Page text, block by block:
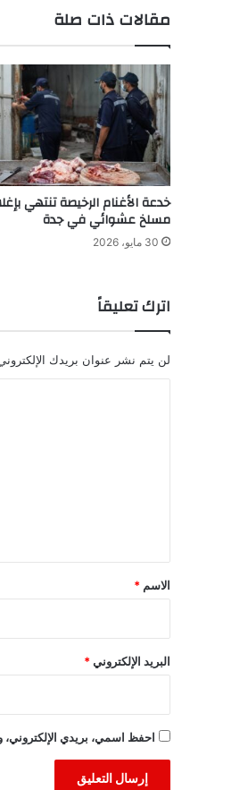
مقالات ذات صلة
خدعة الأغنام الرخيصة تنتهي
مسلخ عشوائي في جدة
30 مايو، 2026
اترك تعليقاً
لن يتم نشر عنوان بريدك
*
الاسم *
البريد الإلكتروني *
احفظ اسمي، بريدي الإلكتروني،